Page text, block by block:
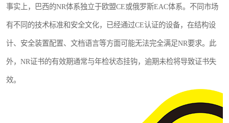
事实上，巴西的NR体系独立于欧盟CE或俄罗斯EAC体系。不同市场
有不同的技术标准和安全文化，已经通过CE认证的设备，在结构设
计、安全装置配置、文档语言等方面可能无法完全满足NR要求。此
外，NR证书的有效期通常与年检状态挂钩，逾期未检将导致证书失
效。